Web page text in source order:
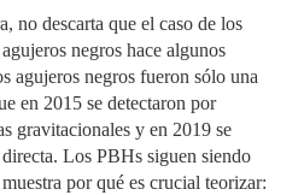
no descarta que el caso de los
negros hace algunos
agujeros negros fueron sólo una
en 2015 se detectaron por
gravitacionales y en 2019 se
Los PBHs siguen siendo
por qué es crucial teorizar: